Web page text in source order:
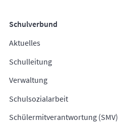
Schulverbund
Aktuelles
Schulleitung
Verwaltung
Schulsozialarbeit
Schülermitverantwortung (SMV)